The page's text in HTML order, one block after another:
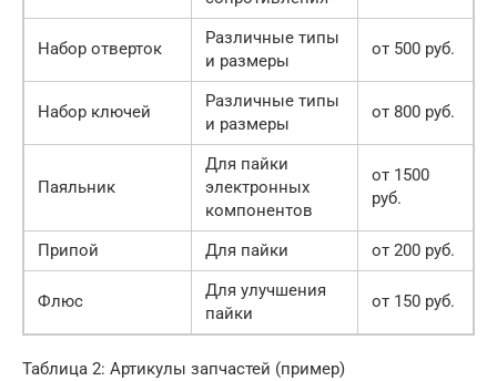
Набор отверток
Различные типы
и размеры
от 500 руб.
Набор ключей
Различные типы
и размеры
от 800 руб.
Паяльник
Для пайки
электронных
компонентов
от 1500
руб.
Припой Для пайки от 200 руб.
Флюс
Для улучшения
пайки
от 150 руб.
Таблица 2: Артикулы запчастей (пример)